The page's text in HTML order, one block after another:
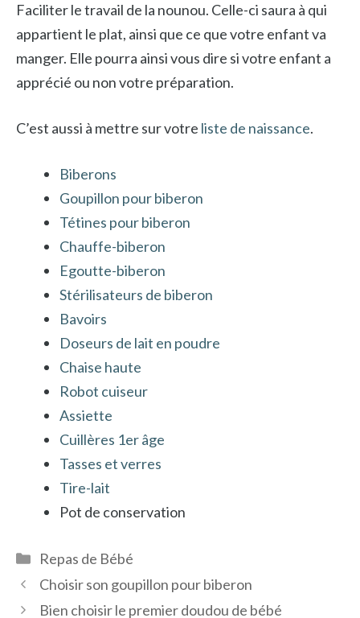
Faciliter le travail de la nounou. Celle-ci saura à qui
appartient le plat, ainsi que ce que votre enfant va
manger. Elle pourra ainsi vous dire si votre enfant a
apprécié ou non votre préparation.
C’est aussi à mettre sur votre liste de naissance.
Biberons
Goupillon pour biberon
Tétines pour biberon
Chauffe-biberon
Egoutte-biberon
Stérilisateurs de biberon
Bavoirs
Doseurs de lait en poudre
Chaise haute
Robot cuiseur
Assiette
Cuillères 1er âge
Tasses et verres
Tire-lait
Pot de conservation
Catégories
Repas de Bébé
Choisir son goupillon pour biberon
Bien choisir le premier doudou de bébé